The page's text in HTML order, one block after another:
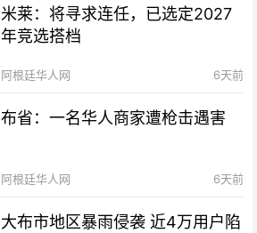
米莱：将寻求连任，已选定2027
年竞选搭档
阿根廷华人网 6天前
布省：一名华人商家遭枪击遇害
阿根廷华人网 6天前
大布市地区暴雨侵袭 近4万用户陷